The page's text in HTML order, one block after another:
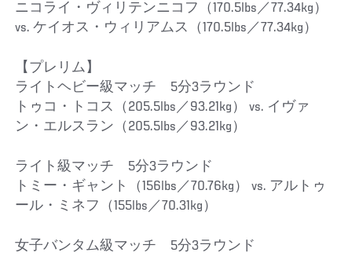
ニコライ・ヴィリテンニコフ（170.5lbs／77.34kg）
vs. ケイオス・ウィリアムス（170.5lbs／77.34kg）
【プレリム】
ライトヘビー級マッチ 5分3ラウンド
トゥコ・トコス（205.5lbs／93.21kg） vs. イヴァ
ン・エルスラン（205.5lbs／93.21kg）
ライト級マッチ 5分3ラウンド
トミー・ギャント（156lbs／70.76kg） vs. アルトゥ
ール・ミネフ（155lbs／70.31kg）
女子バンタム級マッチ 5分3ラウンド